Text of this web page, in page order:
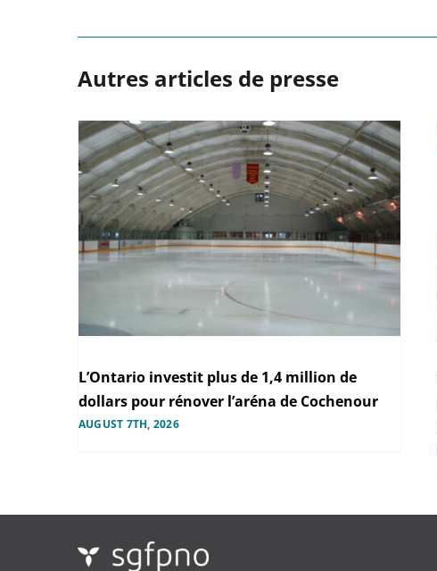
Autres articles de presse
L’Ontario investit plus de 1,4 million de
dollars pour rénover l’aréna de Cochenour
AUGUST 7TH, 2026